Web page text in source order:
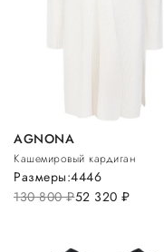
AGNONA
Кашемировый кардиган
130 800руб.52 320 руб.
Размеры:4446